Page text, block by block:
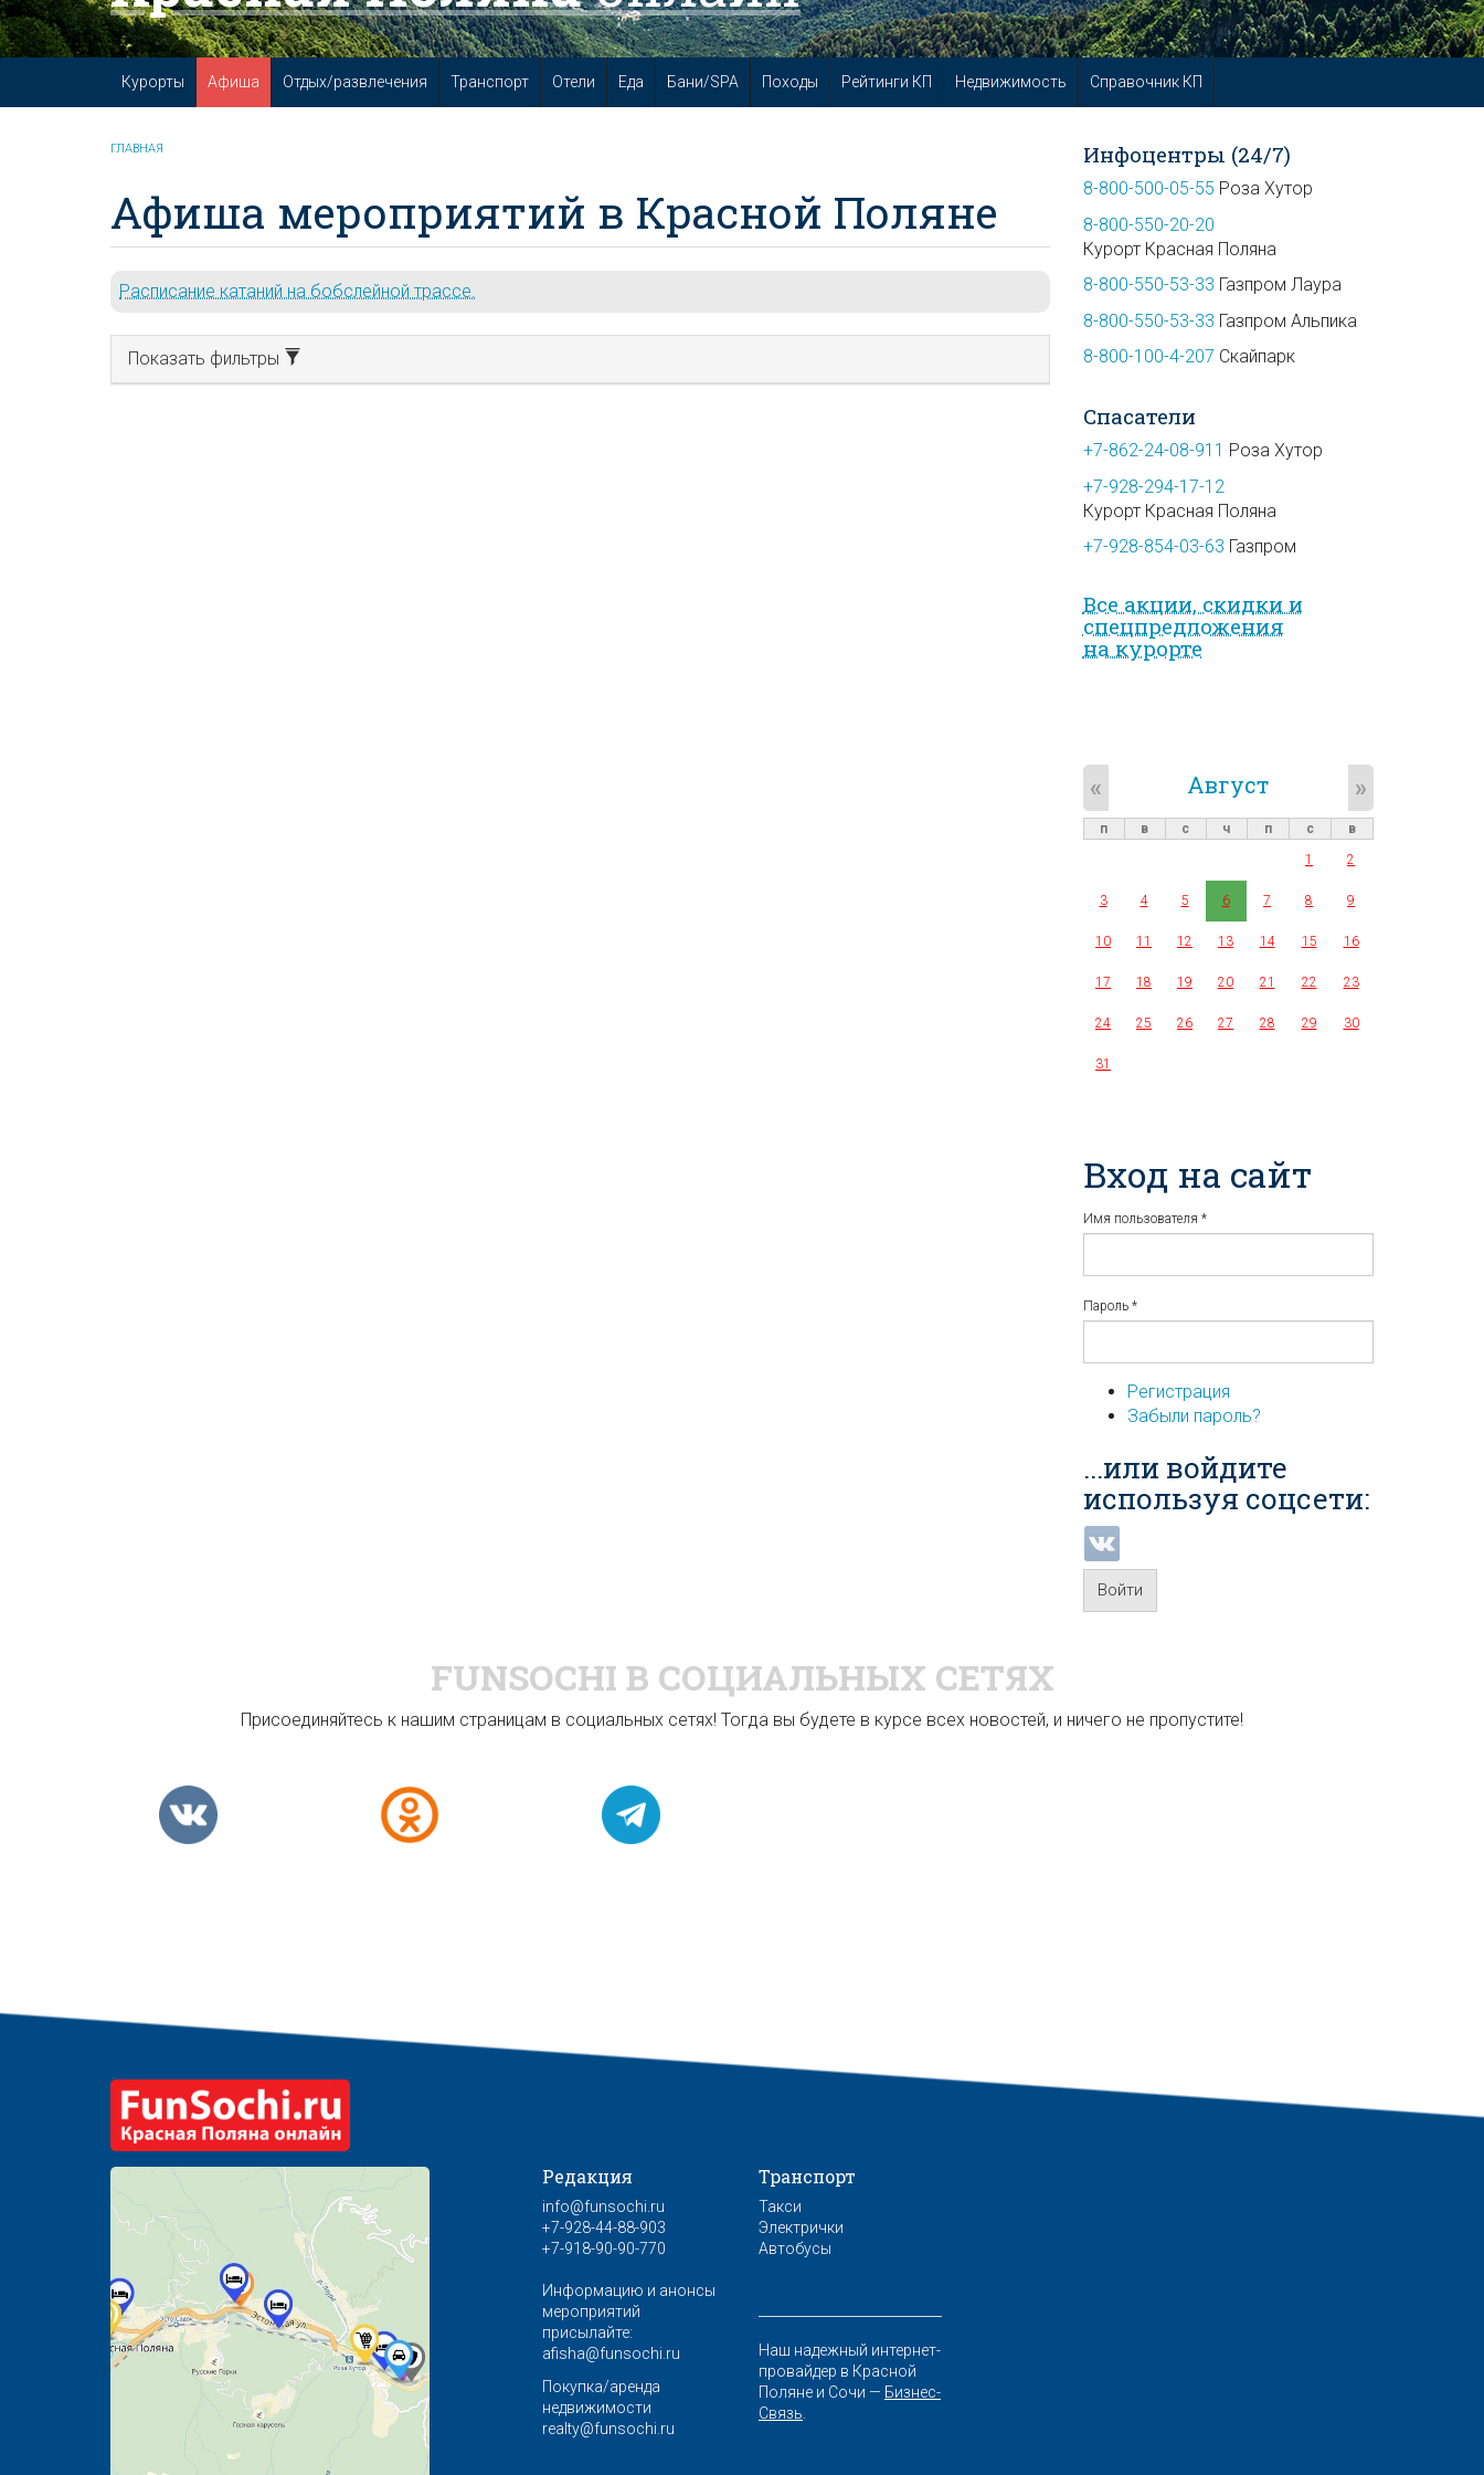
Курорты Афиша Отдых/развлечения Транспорт Отели Еда Бани/SPA Походы Рейтинги КП Недвижимость Справочник КП
ГЛАВНАЯ
Афиша мероприятий в Красной Поляне
Расписание катаний на бобслейной трассе.
Показать фильтры
Инфоцентры (24/7)
8-800-500-05-55 Роза Хутор
8-800-550-20-20
Курорт Красная Поляна
8-800-550-53-33 Газпром Лаура
8-800-550-53-33 Газпром Альпика
8-800-100-4-207 Скайпарк
Спасатели
+7-862-24-08-911 Роза Хутор
+7-928-294-17-12
Курорт Красная Поляна
+7-928-854-03-63 Газпром
Все акции, скидки и
спец­предложе­ния
на курорте
Август
« »
п в с ч п с
в
1
2
3 4 5 6 7 8 9
10 11 12 13 14 15 16
17 18 19 20 21 22 23
24 25 26 27 28 29 30
31
Вход на сайт
Имя пользователя *
Пароль *
Регистрация
Забыли пароль?
...или войдите
используя соцсети:
Войти
FUNSOCHI В СОЦИАЛЬНЫХ СЕТЯХ
Присоединяйтесь к нашим страницам в социальных сетях! Тогда вы будете в курсе всех новостей, и ничего не пропустите!
Редакция
info@funsochi.ru
+7-928-44-88-903
+7-918-90-90-770
Информацию и анонсы
мероприятий
присылайте:
afisha@funsochi.ru
Покупка/аренда
недвижимости
realty@funsochi.ru
Транспорт
Такси
Электрички
Автобусы
Наш надежный интернет-
провайдер в Красной
Поляне и Сочи — Бизнес-
Связь